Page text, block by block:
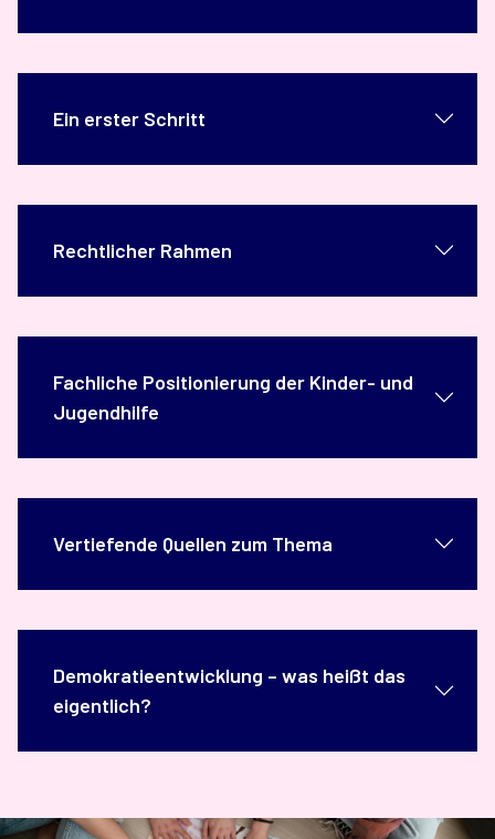
Ein erster Schritt
Rechtlicher Rahmen
Fachliche Positionierung der Kinder- und
Jugendhilfe
Vertiefende Quellen zum Thema
Demokratieentwicklung – was heißt das
eigentlich?